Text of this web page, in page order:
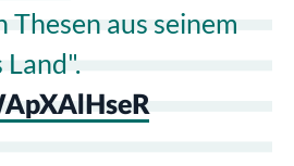
Thesen aus seinem
Land".